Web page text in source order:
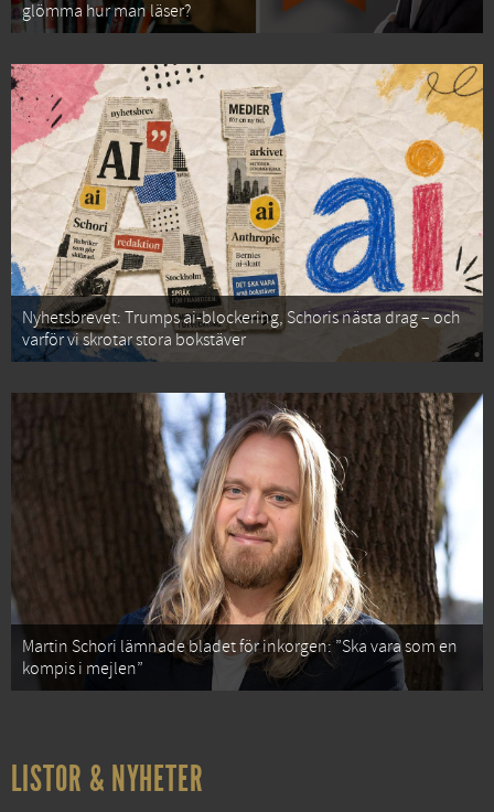
glömma hur man läser?
Nyhetsbrevet: Trumps ai-blockering, Schoris nästa drag – och
varför vi skrotar stora bokstäver
Martin Schori lämnade bladet för inkorgen: ”Ska vara som en
kompis i mejlen”
LISTOR & NYHETER